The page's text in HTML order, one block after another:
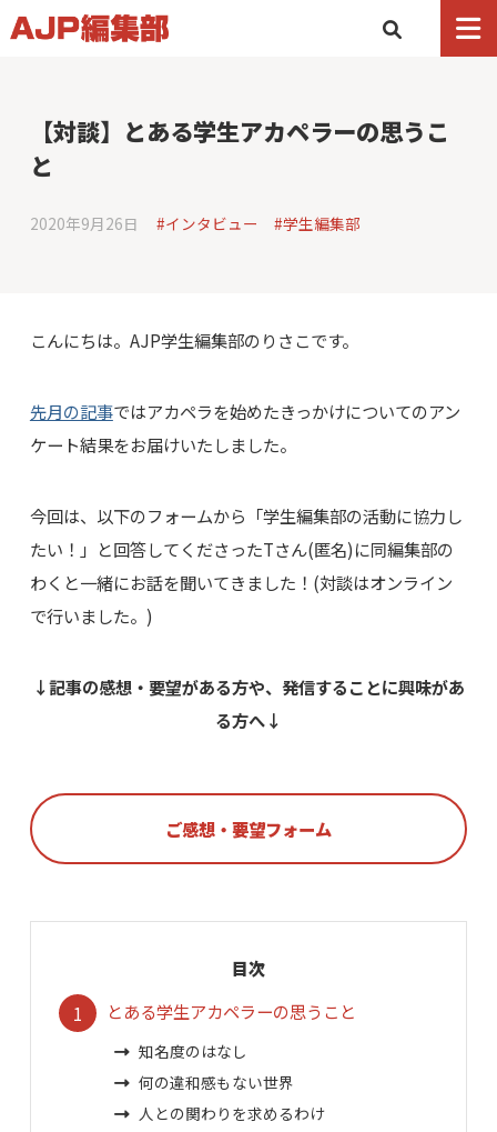
【対談】とある学生アカペラーの思うこ
と
2020年9月26日 #インタビュー #学生編集部
こんにちは。AJP学生編集部のりさこです。
先月の記事ではアカペラを始めたきっかけについてのアン
ケート結果をお届けいたしました。
今回は、以下のフォームから「学生編集部の活動に協力し
たい！」と回答してくださったTさん(匿名)に同編集部の
わくと一緒にお話を聞いてきました！(対談はオンライン
で行いました。)
↓記事の感想・要望がある方や、発信することに興味があ
る方へ↓
ご感想・要望フォーム
目次
とある学生アカペラーの思うこと
知名度のはなし
何の違和感もない世界
人との関わりを求めるわけ